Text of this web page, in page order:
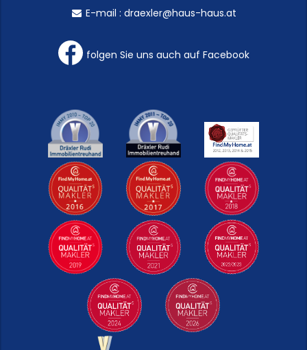
E-mail : draexler@haus-haus.at
folgen Sie uns auch auf Facebook